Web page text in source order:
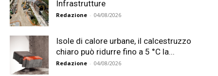
Infrastrutture
Redazione - 04/08/2026
Isole di calore urbane, il calcestruzzo
chiaro può ridurre fino a 5 °C la...
Redazione - 04/08/2026